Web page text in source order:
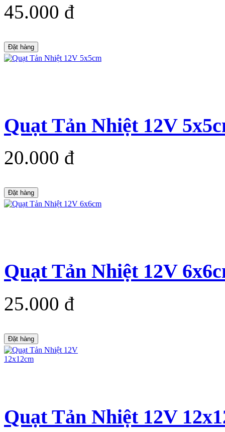
45.000 đ
Đặt hàng
Quạt Tản Nhiệt 12V
20.000 đ
Đặt hàng
Quạt Tản Nhiệt 12V
25.000 đ
Đặt hàng
Quạt Tản Nhiệt 12V